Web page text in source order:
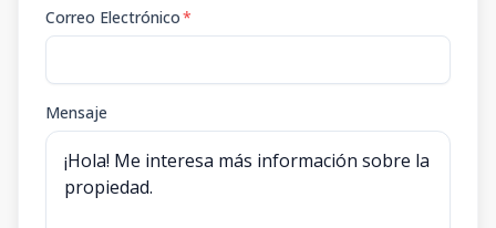
Correo Electrónico*
Mensaje